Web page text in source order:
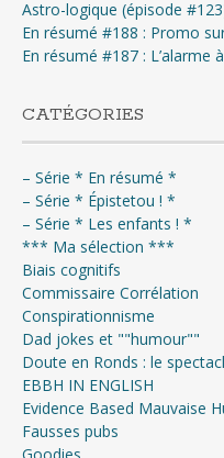
Astro-logique (épisode
En résumé #188 : Promo
En résumé #187 : L’alarme
CATÉGORIES
– Série * En résumé *
– Série * Épistetou ! *
– Série * Les enfants ! *
*** Ma sélection ***
Biais cognitifs
Commissaire Corrélation
Conspirationnisme
Dad jokes et ""humour""
Doute en Ronds : le
EBBH IN ENGLISH
Evidence Based Mauvaise
Fausses pubs